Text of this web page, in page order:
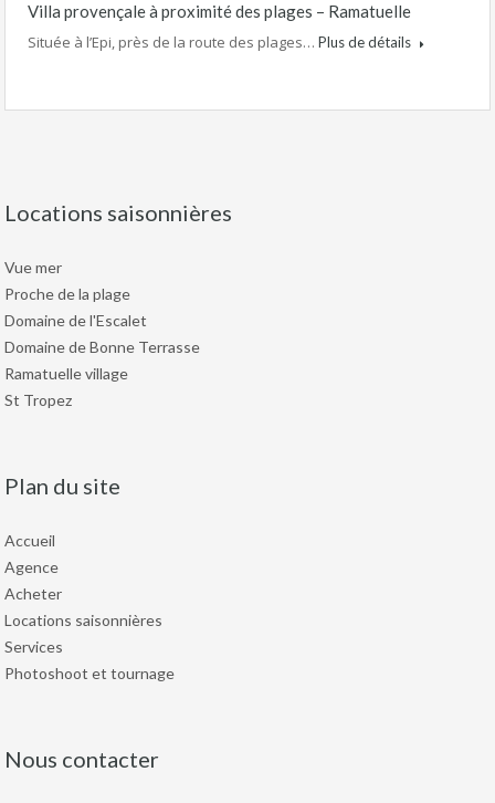
Villa provençale à proximité des plages – Ramatuelle
Située à l’Epi, près de la route des plages… Plus de détails
Locations saisonnières
Vue mer
Proche de la plage
Domaine de l'Escalet
Domaine de Bonne Terrasse
Ramatuelle village
St Tropez
Plan du site
Accueil
Agence
Acheter
Locations saisonnières
Services
Photoshoot et tournage
Nous contacter